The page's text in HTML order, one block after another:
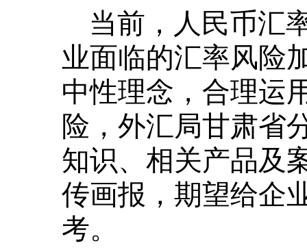
当前，人民币汇
业面临的汇率风险
中性理念，合理运
险，外汇局甘肃省
知识、相关产品及
传画报，期望给企
考。